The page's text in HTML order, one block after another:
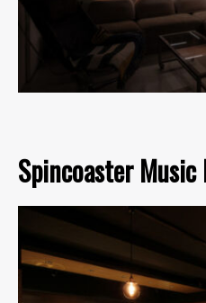
Spincoaster